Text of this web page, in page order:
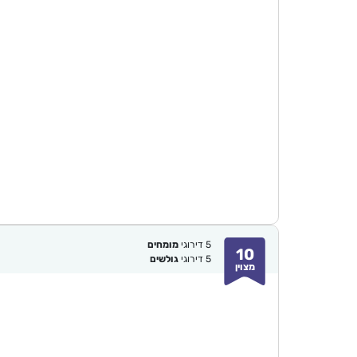
10
מצוין
5 דירוגימומחים
5 דירוגיגולשים